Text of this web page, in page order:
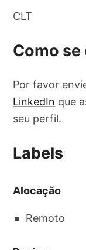
CLT
Como
Por favor
LinkedIn que
seu perfil.
Labels
Alocação
Remoto